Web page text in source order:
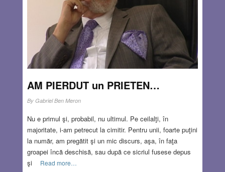
„examene” la propriu şi la figurat, ca să-ţi dovedești
inteligenţa, competenţa, sârguinţa, tenacitatea. Trebuie să
convingi, să te afirmi, să accezi, să-ţi găseşti locul cel
mai potrivit, aducător de satisfacţii şi beneficii. Apoi, la un
moment dat, „dosarul vieții” este deja depus.
Read
more…
JUN 25, 2026 11 COMMENTS
AM PIERDUT un PRIETEN…
By Gabriel Ben Meron
Nu e primul şi, probabil, nu ultimul. Pe ceilalţi, în
majoritate, i-am petrecut la cimitir. Pentru unii, foarte puţini
la număr, am pregătit şi un mic discurs, aşa, în faţa
groapei încă deschisă, sau după ce sicriul fusese depus
şi
Read more…